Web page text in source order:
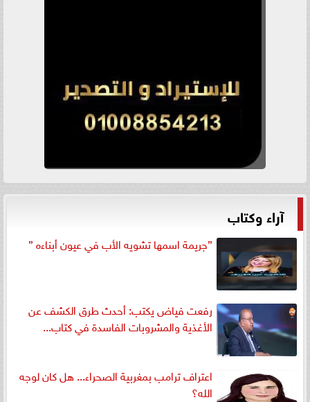
آراء وكتاب
”جريمة اسمها تشويه الأب في عيون أبناءه ”
رفعت فياض يكتب: أحدث طرق الكشف عن
الأغذية والمشروبات الفاسدة في كتاب...
اعتراف ترامب بمغربية الصحراء... هل كان لوجه
الله؟